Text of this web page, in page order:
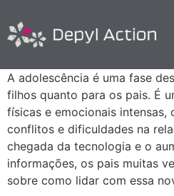
A adolescência é uma fase
filhos quanto para os pais. É
físicas e emocionais intensas,
conflitos e dificuldades na
chegada da tecnologia e o
informações, os pais muitas
sobre como lidar com essa